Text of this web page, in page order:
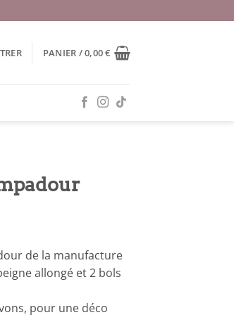
PANIER /0,00€
de la manufacture
allongé et 2 bols
pour une déco